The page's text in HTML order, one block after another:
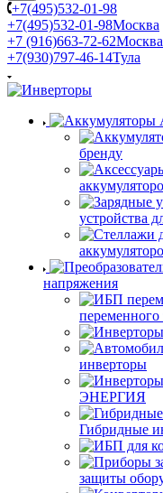
+7(495)532-01-98
+7(495)532-01-98Москва
+7 (916)663-72-62Москва
+7(930)797-46-14Тула
бренду
устройства
напряжения
инверторы
ЭНЕРГИЯ
Гибридные
защиты